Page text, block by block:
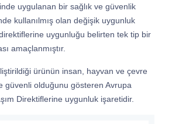
uygulanan bir sağlık ve güvenlik
kullanılmış olan değişik uygunluk
uygunluğu belirten tek tip bir
amaçlanmıştır.
ürünün insan, hayvan ve çevre
güvenli olduğunu gösteren Avrupa
Direktiﬂerine uygunluk işaretidir.